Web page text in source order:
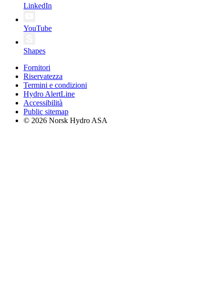
LinkedIn
YouTube
Shapes
Fornitori
Riservatezza
Termini e condizioni
Hydro AlertLine
Accessibilità
Public sitemap
© 2026 Norsk Hydro ASA